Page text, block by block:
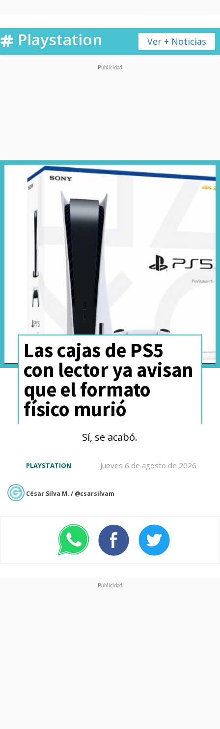
Nickelodeon All-Star Brawl 2
se suma con la mejor y más
grande lista de personajes de la
franquicia, incluyendo a Bob
Esponja, Tortugas Ninja,
Calamardo y Jimmy Neutrón. El
título ofrece combates en
solitario, multijugador online y
una campaña roguelike, con
nuevos movimientos y
poderosos Supers para rematar
a los rivales.
Acción cooperativa: Warhammer
40,000: Darktide
Warhammer 40,000: Darktide
Ver + Noticias
Playstation
Las cajas de PS5
con lector ya avisan
que el formato
físico murió
Sí, se acabó.
Jueves 6 de agosto de 2026
PLAYSTATION
César Silva M. / @csarsilvam